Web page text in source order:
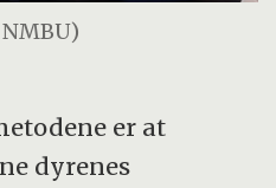
er at
dyrenes